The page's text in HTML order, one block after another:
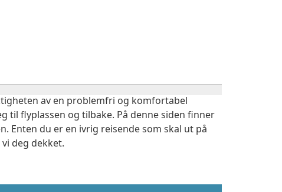
av en problemfri og komfortabel
til flyplassen og tilbake. På denne siden finner
Enten du er en ivrig reisende som skal ut på
deg dekket.